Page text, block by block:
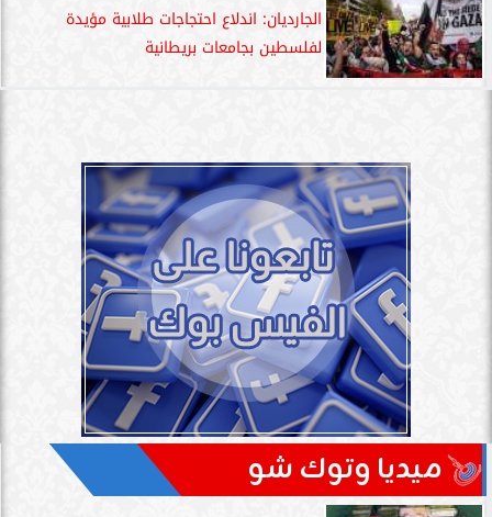
الجارديان: اندلاع احتجاجات طلابية مؤيدة
لفلسطين بجامعات بريطانية
ميديا وتوك شو